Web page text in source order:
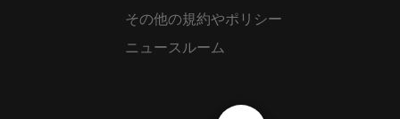
その他の規約やポリシー
ニュースルーム